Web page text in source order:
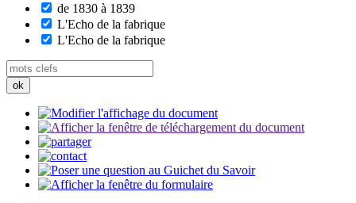
de 1830 à 1839
L'Echo de la fabrique
L'Echo de la fabrique